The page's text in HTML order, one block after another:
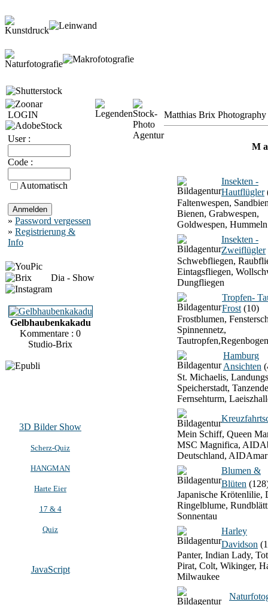
LOGIN
User :
Code :
Automatisch
» Password vergessen
» Registrierung &
Info
Dia - Show
Gelbhaubenkakadu
Kommentare : 0
Studio-Brix
3D Bilder Show
Scherz-Quiz
HANGMAN
Harte Eier
17 & 4
Quiz
JavaScript
Matthias Brix
M
Insekten -
Hautflügler
Faltenwespen,
Bienen, Grabwespen,
Goldwespen, Hummeln
Insekten -
Zweiflügler
Schwebfliegen,
Eintagsfliegen,
Dungfliegen
Tropfen-
Frost (10)
Frostblumen,
Spinnennetz,
Hamburg
Ansichten
St. Michaelis,
Speicherstadt,
Fernsehturm,
Mein Schiff, Queen
MSC Magnifica,
Deutschland, AIDAmar
Blumen &
Blüten
Japanische Krötenlilie,
Ringelblume,
Sonnentau
Harley
Davidson
Panter, Indian Lady,
Pirat, Colt, Wikinger,
Milwaukee